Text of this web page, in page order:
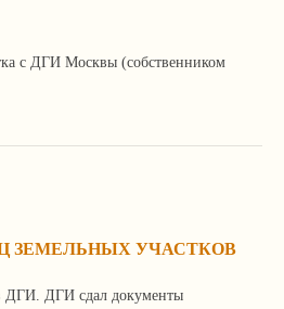
с ДГИ Москвы (собственником
ЗЕМЕЛЬНЫХ УЧАСТКОВ
ДГИ. ДГИ сдал документы